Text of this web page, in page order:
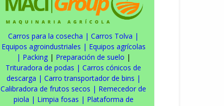
Carros para la cosecha | Carros Tolva |
Equipos agroindustriales | Equipos agrícolas
| Packing| Preparación de suelo |
Trituradora de podas | Carros cónicos de
descarga | Carro transportador de bins |
Calibradora de frutos secos | Remecedor de
piola | Limpia fosas | Plataforma de